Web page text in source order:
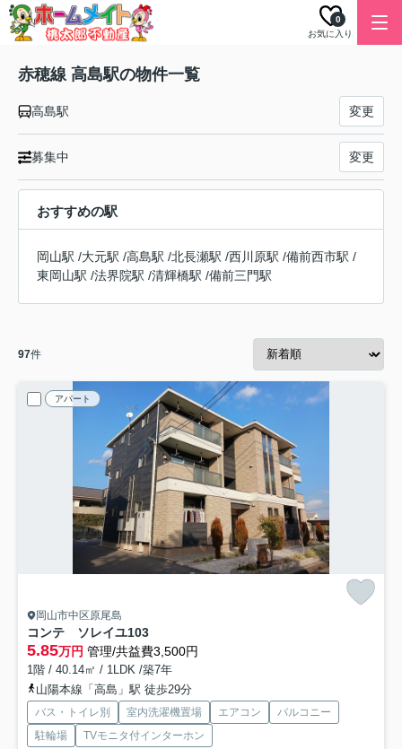
お気に入り
0
赤穂線 高島駅の物件一覧
高島駅 変更
募集中 変更
おすすめの駅
岡山駅 /大元駅 /高島駅 /北長瀬駅 /西川原駅 /備前西市駅 /
東岡山駅 /法界院駅 /清輝橋駅 /備前三門駅
97件
アパート
岡山市中区原尾島
コンテ ソレイユ103
5.85万円 管理/共益費3,500円
1階 / 40.14㎡ / 1LDK /築7年
山陽本線「高島」駅 徒歩29分
バス・トイレ別 室内洗濯機置場 エアコン
バルコニー
駐輪場
TVモニタ付インターホン